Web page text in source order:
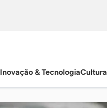
Inovação & Tecnologia